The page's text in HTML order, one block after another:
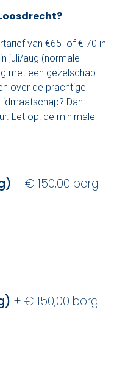
van €65 of € 70 in
juli/aug (normale
met een gezelschap
over de prachtige
Dan
Let op: de minimale
+ € 150,00 borg
+ € 150,00 borg